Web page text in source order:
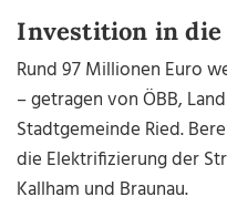
Investition in
Rund 97 Millionen Euro
– getragen von ÖBB,
Stadtgemeinde Ried.
die Elektrifizierung der
Kallham und Braunau.